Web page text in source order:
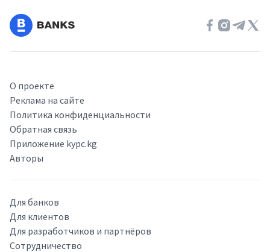
О проекте
Реклама на сайте
Политика конфиденциальности
Обратная связь
Приложение kypc.kg
Авторы
Для банков
Для клиентов
Для разработчиков и партнёров
Сотрудничество